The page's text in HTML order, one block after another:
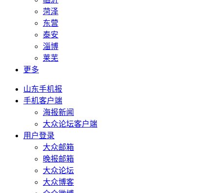
菏泽
东营
泰安
淄博
莱芜
更多
山东手机报
手机客户端
海报新闻
大众论坛客户端
用户登录
大众邮箱
晚报邮箱
大众论坛
大众博客